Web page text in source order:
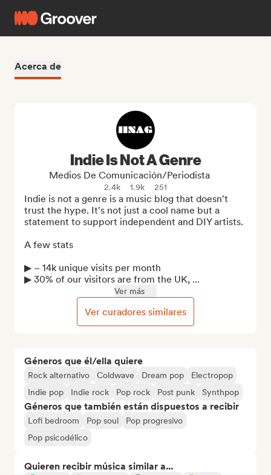
Acerca de
Géneros que él/ella quiere
Rock alternativo Coldwave Dream pop
Electropop
Indie pop
Indie rock Pop rock Post punk Synthpop
Géneros que también están dispuestos a recibir
Lofi bedroom Pop soul
Pop progresivo
Pop psicodélico
Quieren recibir música similar a...
Indie Is Not A Genre
Medios De Comunicación/Periodista
2.4k 1.9k 251
Indie is not a genre is a music blog that doesn't
trust the hype. It's not just a cool name but a
statement to support independent and DIY artists.
A few stats
▶︎ ~ 14k unique visits per month
▶︎ 30% of our visitors are from the UK, ...
Ver más
Ver curadores similares